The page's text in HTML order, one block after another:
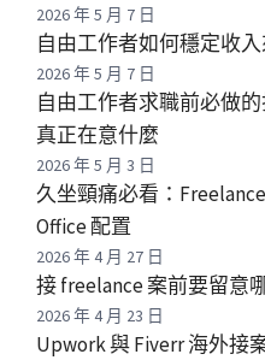
2026 年 5 月 7 日
自由工作者如何穩定收
2026 年 5 月 7 日
自由工作者求職前必做
真正在意什麼
2026 年 5 月 3 日
久坐頸痛必看：
Office 配置
2026 年 4 月 27 日
接 freelance 案前要留意
2026 年 4 月 23 日
Upwork 與 Fiverr 海外接